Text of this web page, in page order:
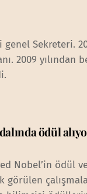
genel Sekreteri.
2009
ödül
Nobel’in ödül
görülen